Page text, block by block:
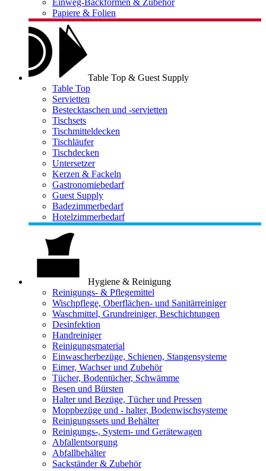
Einweg-Backformen & Zubehör
Papiere & Folien
Table Top & Guest Supply
Table Top
Servietten
Bestecktaschen und -servietten
Tischsets
Tischmitteldecken
Tischläufer
Tischdecken
Untersetzer
Kerzen & Fackeln
Gastronomiebedarf
Guest Supply
Badezimmerbedarf
Hotelzimmerbedarf
Hygiene & Reinigung
Reinigungs- & Pflegemittel
Wischpflege, Oberflächen- und Sanitärreiniger
Waschmittel, Grundreiniger, Beschichtungen
Desinfektion
Handreiniger
Reinigungsmaterial
Einwascherbezüge, Schienen, Stangensysteme
Eimer, Wachser und Zubehör
Tücher, Bodentücher, Schwämme
Besen und Bürsten
Halter und Bezüge, Tücher und Pressen
Moppbezüge und - halter, Bodenwischsysteme
Reinigungssets und Behälter
Reinigungs-, System- und Gerätewagen
Abfallentsorgung
Abfallbehälter
Sackständer & Zubehör